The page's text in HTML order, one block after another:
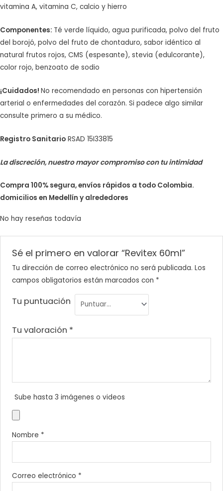
vitamina A, vitamina C, calcio y hierro
Componentes: Té verde líquido, agua purificada, polvo del fruto
del borojó, polvo del fruto de chontaduro, sabor idéntico al
natural frutos rojos, CMS (espesante), stevia (edulcorante),
color rojo, benzoato de sodio
¡Cuidados! No recomendado en personas con hipertensión
arterial o enfermedades del corazón. Si padece algo similar
consulte primero a su médico.
Registro Sanitario RSAD 15I33815
La discreción, nuestro mayor compromiso con tu intimidad
Compra 100% segura, envíos rápidos a todo Colombia.
domicilios en Medellín y alrededores
No hay reseñas todavía
Sé el primero en valorar “Revitex 60ml”
Tu dirección de correo electrónico no será publicada. Los
campos obligatorios están marcados con *
Tu puntuación
Tu valoración *
Sube hasta 3 imágenes o videos
Nombre *
Correo electrónico *